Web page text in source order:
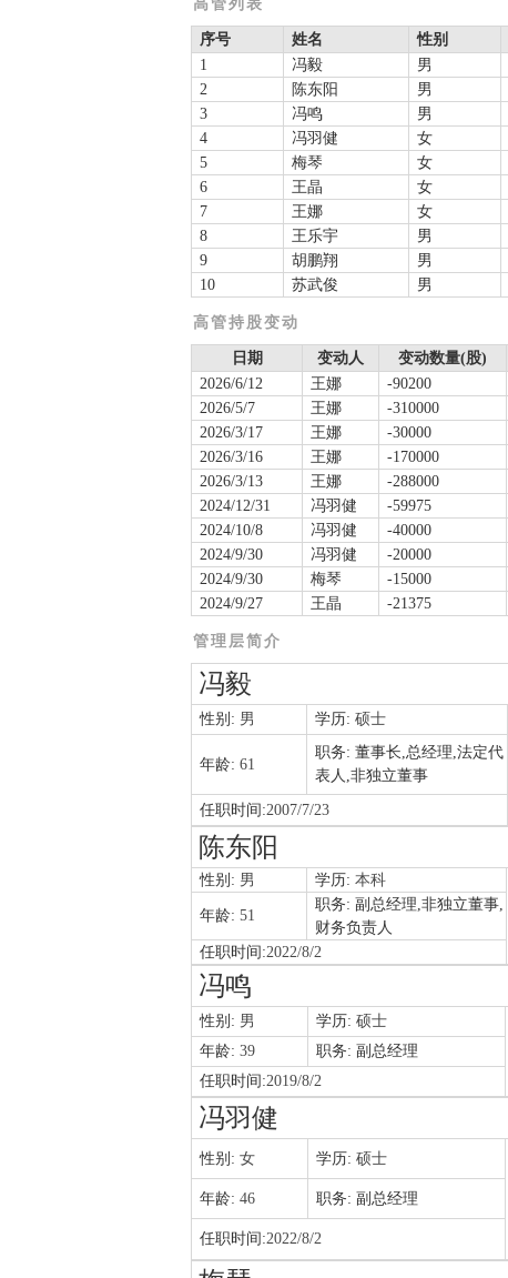
高管列表
序号 姓名 性别
1
冯毅 男
2
陈东阳 男
3
冯鸣 男
4
冯羽健 女
5
梅琴 女
6
王晶 女
7
王娜 女
8
王乐宇 男
9
胡鹏翔 男
10
苏武俊 男
高管持股变动
日期 变动人 变动数量(股)
2026/6/12
王娜 -90200
2026/5/7
王娜 -310000
2026/3/17
王娜 -30000
2026/3/16
王娜 -170000
2026/3/13
王娜 -288000
2024/12/31
冯羽健 -59975
2024/10/8
冯羽健 -40000
2024/9/30
冯羽健 -20000
2024/9/30
梅琴 -15000
2024/9/27
王晶 -21375
管理层简介
冯毅
性别: 男 学历: 硕士
年龄: 61
职务: 董事长,总经理,法定代
表人,非独立董事
任职时间:2007/7/23
陈东阳
性别: 男 学历: 本科
年龄: 51
职务: 副总经理,非独立董事,
财务负责人
任职时间:2022/8/2
冯鸣
性别: 男 学历: 硕士
年龄: 39 职务: 副总经理
任职时间:2019/8/2
冯羽健
性别: 女 学历: 硕士
年龄: 46 职务: 副总经理
任职时间:2022/8/2